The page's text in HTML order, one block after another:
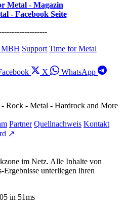
Metal - Magazin
- Facebook Seite
Support Time for Metal
X
WhatsApp
Rock - Metal - Hardrock and More
Partner Quellnachweis Kontakt
↗
im Netz. Alle Inhalte von
unterliegen ihren
in 51ms